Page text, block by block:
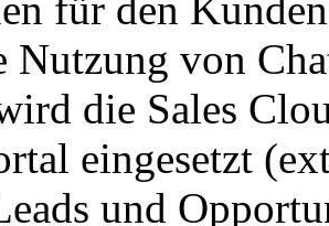
Nutzung von
die Sales
eingesetzt
und